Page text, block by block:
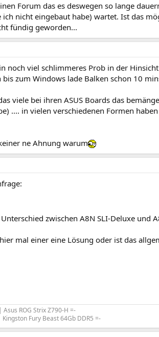
Forum das es deswegen so lange
ich nicht eingebaut habe) wartet. Ist das
fündig geworden...
noch viel schlimmeres Prob in der
zum Windows lade Balken schon 10
viele bei ihren ASUS Boards das
.... in vielen verschiedenen Formen
ne Ahnung warum
zwischen A8N SLI-Deluxe und
mal einer eine Lösung oder ist das
ROG Strix Z790-H =-
Kingston Fury Beast 64Gb DDR5 =-